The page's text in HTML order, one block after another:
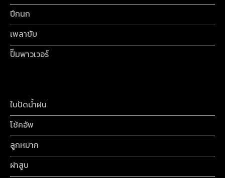
ปีกนก
เพลาขับ
ปั๊มพาวเวอร์
ใบปัดน้ำฝน
โช้คอัพ
ลูกหมาก
ฝาสูบ